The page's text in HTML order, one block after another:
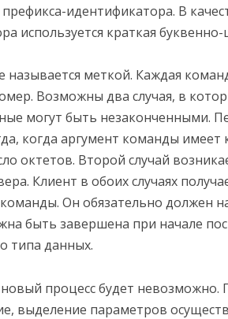
идентификатора. В
используется краткая
называется меткой. Каждая
Возможны два случая, в
могут быть незаконченными.
когда аргумент команды
октетов. Второй случай
Клиент в обоих случаях
Он обязательно должен
быть завершена при начале
типа данных.
процесс будет невозможно.
выделение параметров